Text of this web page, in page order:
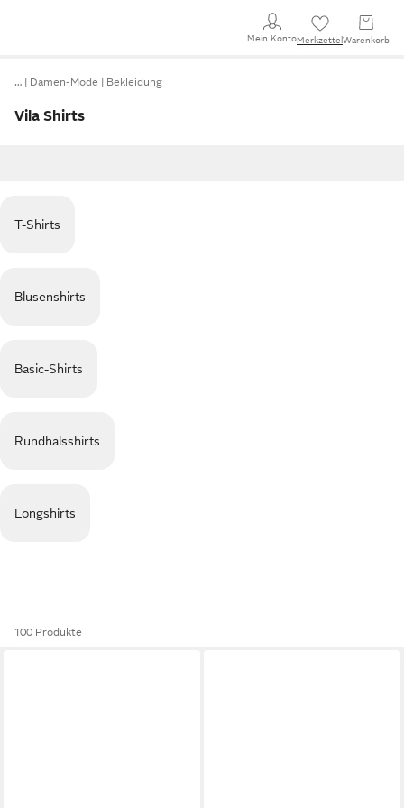
Mein KontoMerkzettel Warenkorb
… Damen-Mode Bekleidung
Vila Shirts
T-Shirts
Blusenshirts
Basic-Shirts
Rundhalsshirts
Longshirts
100 Produkte